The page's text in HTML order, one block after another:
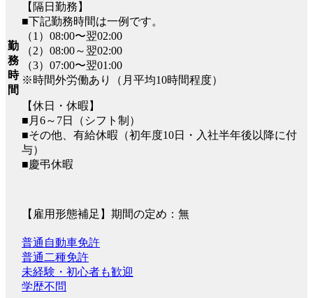
勤
務
時
間
【隔日勤務】
■下記勤務時間は一例です。
（1）08:00〜翌02:00
（2）08:00～翌02:00
（3）07:00〜翌01:00
※時間外労働あり（月平均10時間程度）
【休日・休暇】
■月6～7日（シフト制）
■その他、有給休暇（初年度10日・入社半年後以降に付
与）
■慶弔休暇
【雇用形態補足】期間の定め：無
普通自動車免許
普通二種免許
未経験・初心者も歓迎
学歴不問